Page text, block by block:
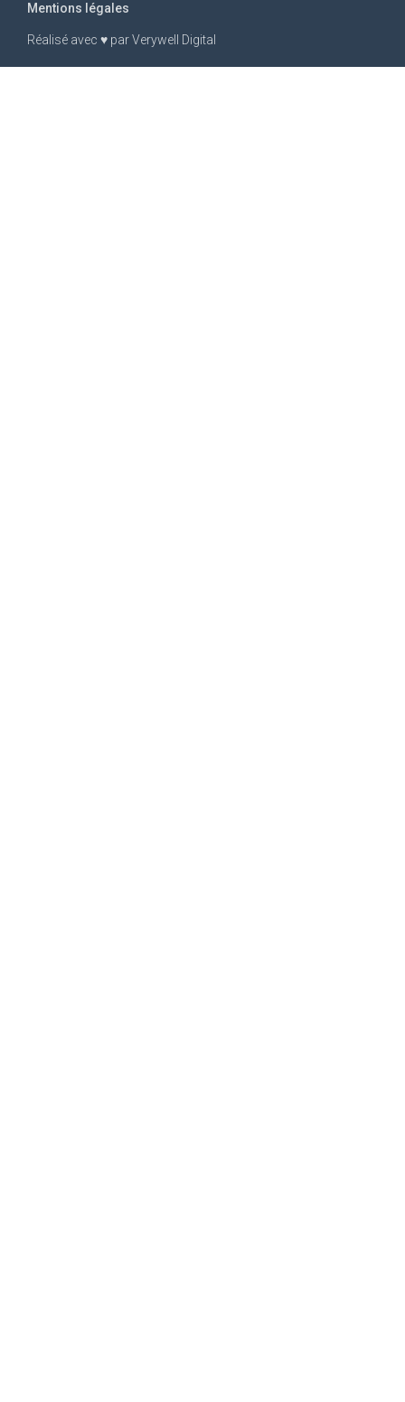
Réalisé avec ♥ parVerywell Digital
Mentions légales